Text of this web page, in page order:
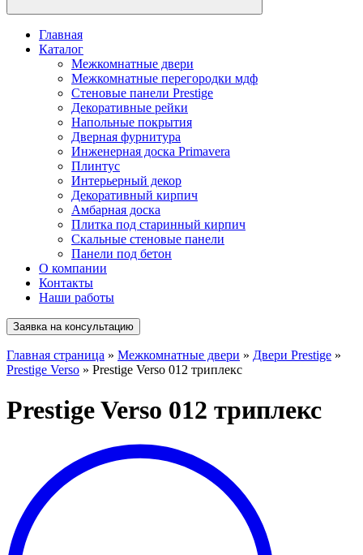
Главная
Каталог
Межкомнатные двери
Межкомнатные перегородки мдф
Стеновые панели Prestige
Декоративные рейки
Напольные покрытия
Дверная фурнитура
Инженерная доска Primavera
Плинтус
Интерьерный декор
Декоративный кирпич
Амбарная доска
Плитка под старинный кирпич
Скальные стеновые панели
Панели под бетон
О компании
Контакты
Наши работы
Заявка на консультацию
Главная страница » Межкомнатные двери » Двери Prestige »
Prestige Verso » Prestige Verso 012 триплекс
Prestige Verso 012 триплекс